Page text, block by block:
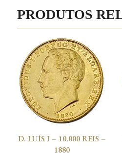
PRODUTOS
D. LUÍS I – 10.000 REIS –
1880